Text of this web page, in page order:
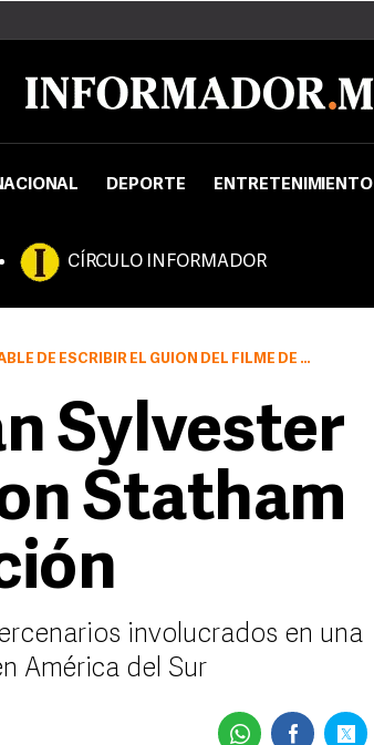
DEPORTE ENTRETENIMIENTO
CÍRCULO INFORMADOR
ESCRIBIR EL GUIÓN DEL FILME DE ACCIÓN
Sylvester
Statham
involucrados en una
América del Sur